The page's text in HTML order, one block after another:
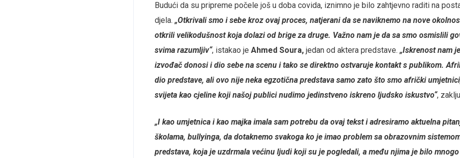
Budući da su pripreme počele još u doba covida, iznimno je bilo zahtjevno raditi na
djela. „Otkrivali smo i sebe kroz ovaj proces, natjerani da se naviknemo na nove
otkrili velikodušnost koja dolazi od brige za druge. Važno nam je da sa smo osmislili
svima razumljiv“, istakao je Ahmed Soura, jedan od aktera predstave. „Iskrenost nam
izvođač donosi i dio sebe na scenu i tako se direktno ostvaruje kontakt s publikom.
dio predstave, ali ovo nije neka egzotična predstava samo zato što smo afrički
svijeta kao cjeline koji našoj publici nudimo jedinstveno iskreno ljudsko iskustvo“,
„I kao umjetnica i kao majka imala sam potrebu da ovaj tekst i adresiramo aktuelna
školama, bullyinga, da dotaknemo svakoga ko je imao problem sa obrazovnim
predstava, koja je uzdrmala većinu ljudi koji su je pogledali, a među njima je bilo